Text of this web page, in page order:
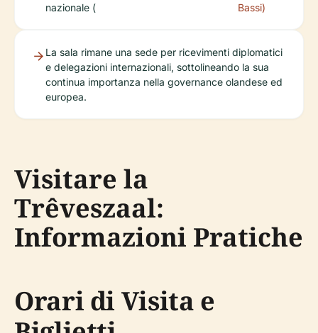
nazionale (
Bassi)
La sala rimane una sede per ricevimenti diplomatici
e delegazioni internazionali, sottolineando la sua
continua importanza nella governance olandese ed
europea.
Visitare la
Trêveszaal:
Informazioni Pratiche
Orari di Visita e